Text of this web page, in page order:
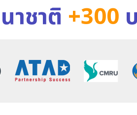
าชาติ +300